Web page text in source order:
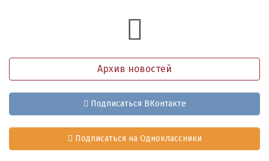
Архив новостей
Подписаться ВКонтакте
Подписаться на Одноклассники